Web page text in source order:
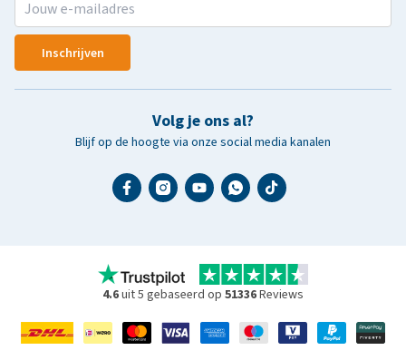
Inschrijven
Volg je ons al?
Blijf op de hoogte via onze social media kanalen
4.6uit 5 gebaseerd op 51336Reviews